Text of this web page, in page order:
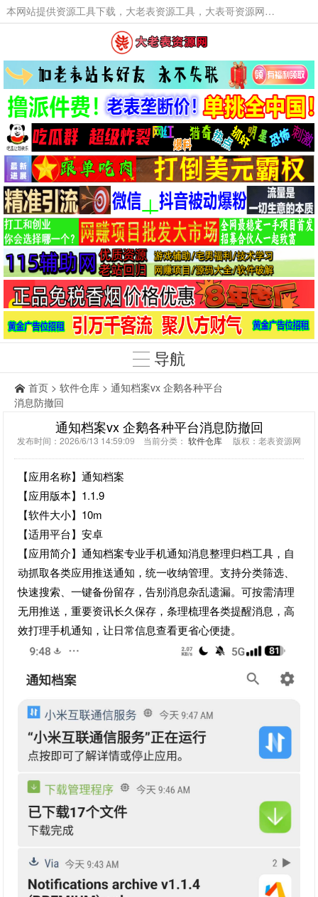
本网站提供资源工具下载，大老表资源工具，大表哥资源网软件工具，大老表资源下载，活动线报福利资源分享,活动线报，大型网游经典游戏，网络热门技术游戏辅助交流与分享。
导航
首页 > 软件仓库 > 通知档案vx 企鹅各种平台
消息防撤回
通知档案vx 企鹅各种平台消息防撤回
发布时间：2026/6/13 14:59:09 当前分类： 软件仓库 版权：老表资源网
【应用名称】通知档案
【应用版本】1.1.9
【软件大小】10m
【适用平台】安卓
【应用简介】通知档案专业手机通知消息整理归档工具，自
动抓取各类应用推送通知，统一收纳管理。支持分类筛选、
快速搜索、一键备份留存，告别消息杂乱遗漏。可按需清理
无用推送，重要资讯长久保存，条理梳理各类提醒消息，高
效打理手机通知，让日常信息查看更省心便捷。